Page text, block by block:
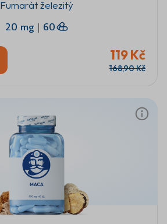
Fumarát železitý
20 mg | 60
119 Kč
168,90 Kč